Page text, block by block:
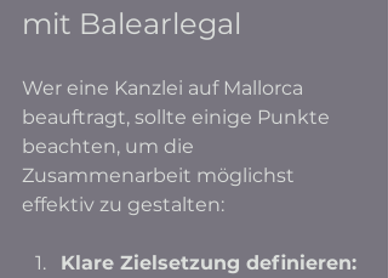
mit Balearlegal
Wer eine Kanzlei auf Mallorca
beauftragt, sollte einige Punkte
beachten, um die
Zusammenarbeit möglichst
effektiv zu gestalten:
Klare Zielsetzung definieren: